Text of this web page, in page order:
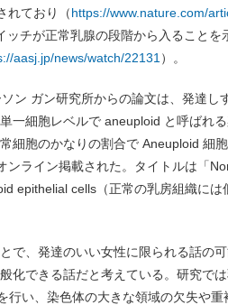
れており（https://www.nature.com/
ッチが正常乳腺の段階から入ることを
aasj.jp/news/watch/22131 ）。
ン ガン研究所からの論文は、発達し
一細胞レベルで aneuploid と呼ばれ
細胞のかなりの割合で Aneuploid 細
ンライン掲載された。タイトルは「
epithelial cells（正常の乳房組織には
で、発達のいい女性に限られる話の
化できる話だと考えている。研究で
行い、染色体の大きな領域の欠失や